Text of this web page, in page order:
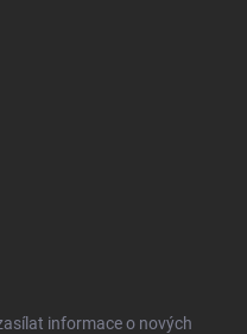
informace o nových